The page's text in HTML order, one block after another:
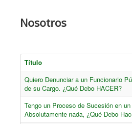
Nosotros
Título
Quiero Denunciar a un Funcionario
de su Cargo. ¿Qué Debo HACER?
Tengo un Proceso de Sucesión en
Absolutamente nada, ¿Qué Debo